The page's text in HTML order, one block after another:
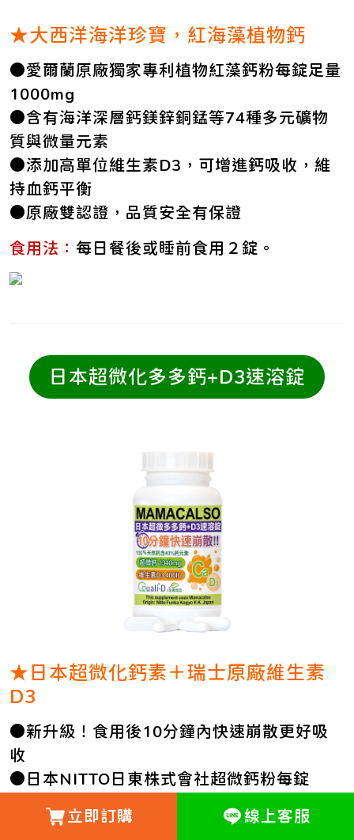
★大西洋海洋珍寶，紅海藻植物鈣
●愛爾蘭原廠獨家專利植物紅藻鈣粉每錠足量
1000mg
●含有海洋深層鈣鎂鋅銅錳等74種多元礦物
質與微量元素
●添加高單位維生素D3，可增進鈣吸收，維
持血鈣平衡
●原廠雙認證，品質安全有保證
食用法： 每日餐後或睡前食用２錠。
日本超微化多多鈣+D3速溶錠
★日本超微化鈣素＋瑞士原廠維生素
D3
●新升級！食用後10分鐘內快速崩散更好吸
收
●日本NITTO日東株式會社超微鈣粉每錠
●每錠添加瑞士原廠精純Quali®-D羊毛脂來
立即訂購 線上客服